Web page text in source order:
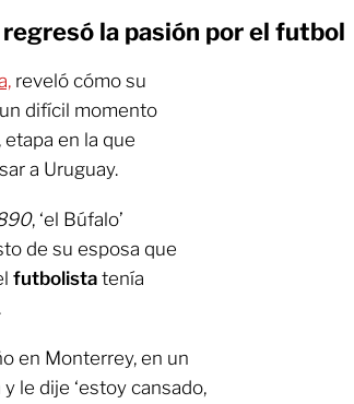
la pasión por el futbol
reveló cómo su
difícil momento
, etapa en la que
a Uruguay.
, ‘el Búfalo’
de su esposa que
futbolista tenía
en Monterrey, en un
le dije ‘estoy cansado,